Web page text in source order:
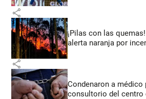
share
¡Pilas con las
alerta naranja por
share
Condenaron a médico
consultorio del centro